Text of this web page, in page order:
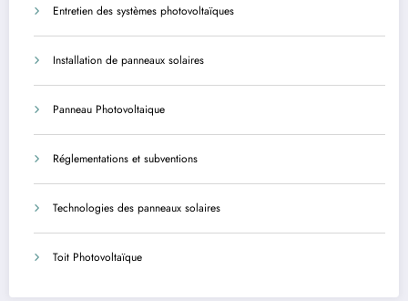
Entretien des systèmes photovoltaïques
Installation de panneaux solaires
Panneau Photovoltaique
Réglementations et subventions
Technologies des panneaux solaires
Toit Photovoltaïque